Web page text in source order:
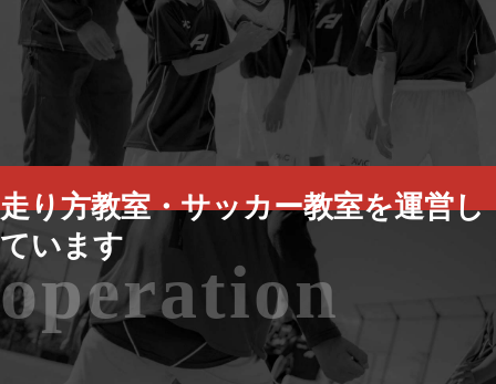
走り方教室・サッカー教室を運営し
ています
operation